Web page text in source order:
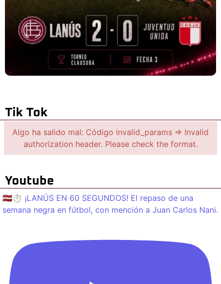
Tik Tok
Algo ha salido mal: Código invalid_params => Invalid
authorization header. Please check the format.
Youtube
🇱🇻⏱️ ¡LANÚS EN 60 SEGUNDOS! El repaso de una
semana negra en fútbol, con mención a Juan Carlos Nani.